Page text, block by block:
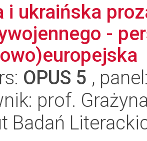
i ukraińska
-
OPUS 5 ,
prof.
Badań